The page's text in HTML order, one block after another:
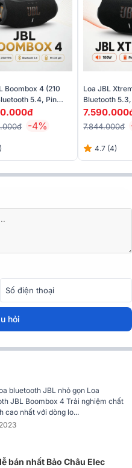
Boombox 4 (210
5.4, Pin
-4%
Loa JBL
Bluetooth
Auracast, AI
7.844.000đ
4.7 (4)
hỏi
bluetooth JBL nhỏ gọn Loa
JBL Boombox 4 Trải nghiệm chất
cao nhất với dòng lo...
bán nhất Bảo Châu Elec